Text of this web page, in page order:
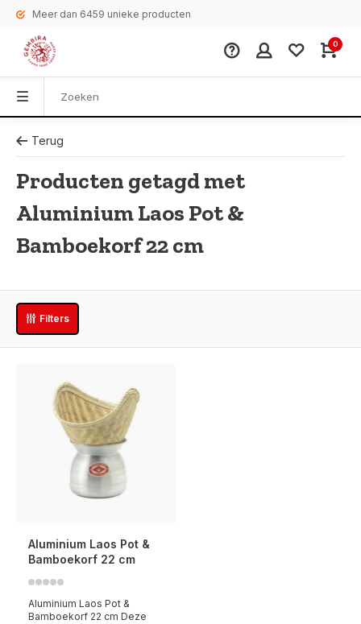
Meer dan 6459 unieke producten
0
Terug
Producten getagd met
Aluminium Laos Pot &
Bamboekorf 22 cm
Filters
Aluminium Laos Pot &
Bamboekorf 22 cm
Aluminium Laos Pot &
Bamboekorf 22 cm Deze